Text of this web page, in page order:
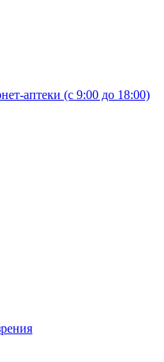
аптеки (с 9:00 до 18:00)